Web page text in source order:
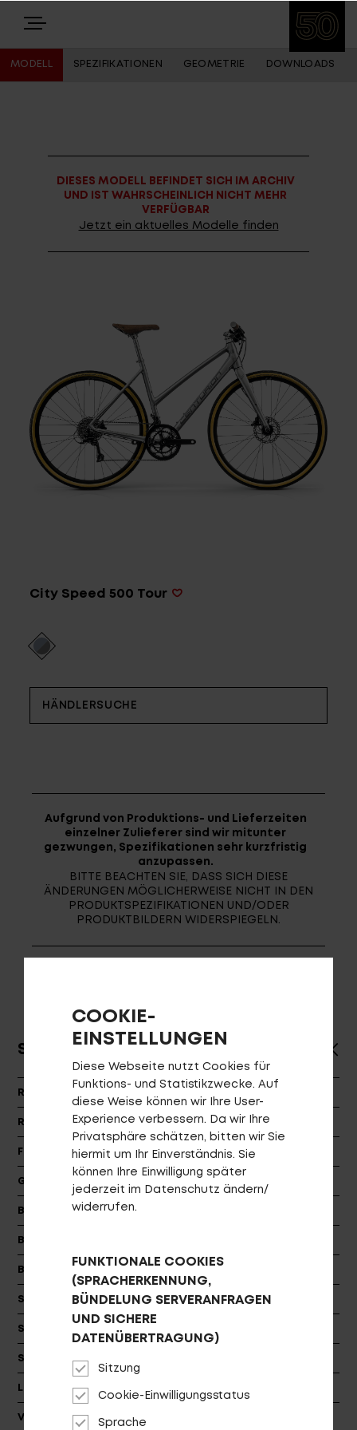
EQUIPMENT
Über uns
Service
Stories
Partner
Jetzt zu unserem Newsletter anmelden
Karriere bei CENTURION
Wir sind Qualität
HÄNDLERSUCHE
MODELL SPEZIFIKATIONEN GEOMETRIE DOWNLOADS
DIESES MODELL BEFINDET SICH IM ARCHIV
UND IST WAHRSCHEINLICH NICHT MEHR
VERFÜGBAR
Jetzt ein aktuelles Modelle finden
City Speed 500 Tour
HÄNDLERSUCHE
Aufgrund von Produktions- und Lieferzeiten
einzelner Zulieferer sind wir mitunter
gezwungen, Spezifikationen sehr kurzfristig
anzupassen.
BITTE BEACHTEN SIE, DASS SICH DIESE
ÄNDERUNGEN MÖGLICHERWEISE NICHT IN DEN
PRODUKTSPEZIFIKATIONEN UND/ODER
PRODUKTBILDERN WIDERSPIEGELN.
SPEZIFIKATIONEN
Rahmen
Rahmengrößen XXS, XS, S/M, M/L, XL, XXL
Farbe aluminium gebürstet (anthrazit)
Gabel
Bremsen Tektro HD-R310
Bremsscheiben
Bremshebel
Schaltwerk Shimano RD-R3000-GS
Schalthebel Shimano SL-3000-L / -R
Schaltzugaußenhülle
Lenker PROCRAFT FLAT PRO
Vorbau PROCRAFT AL PRO, dia: 31.8 17°
COOKIE-
EINSTELLUNGEN
Diese Webseite nutzt Cookies für
Funktions- und Statistikzwecke. Auf
diese Weise können wir Ihre User-
Experience verbessern. Da wir Ihre
Privatsphäre schätzen, bitten wir Sie
hiermit um Ihr Einverständnis. Sie
können Ihre Einwilligung später
jederzeit im Datenschutz ändern/
widerrufen.
FUNKTIONALE COOKIES
(SPRACHERKENNUNG,
BÜNDELUNG SERVERANFRAGEN
UND SICHERE
DATENÜBERTRAGUNG)
Sitzung
Cookie-Einwilligungsstatus
Sprache